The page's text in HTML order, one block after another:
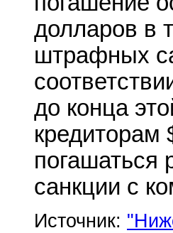
долларов в
штрафных
до конца
кредиторам
санкции с
Источник: